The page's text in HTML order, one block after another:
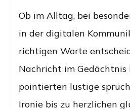
Ob im Alltag, bei
in der digitalen
richtigen Worte
Nachricht im Gedächtnis
pointierten lustige
Ironie bis zu herzlichen